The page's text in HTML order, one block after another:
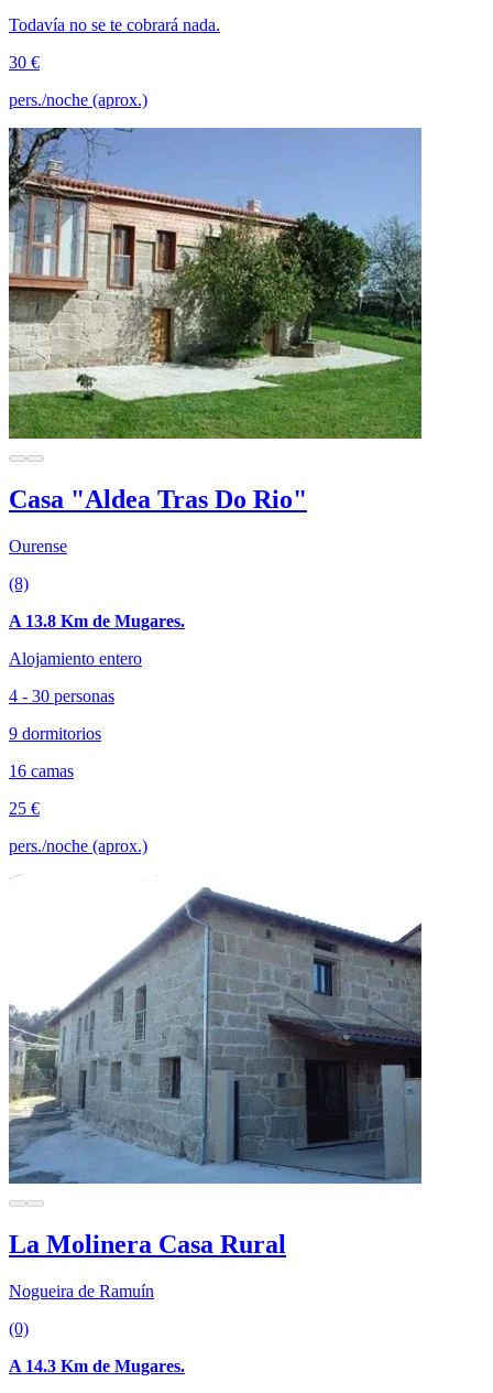
Todavía no se te cobrará nada.
30 €
pers./noche (aprox.)
Casa "Aldea Tras Do Rio"
Ourense
(8)
A 13.8 Km de Mugares.
Alojamiento entero
4 - 30 personas
9 dormitorios
16 camas
25 €
pers./noche (aprox.)
La Molinera Casa Rural
Nogueira de Ramuín
(0)
A 14.3 Km de Mugares.